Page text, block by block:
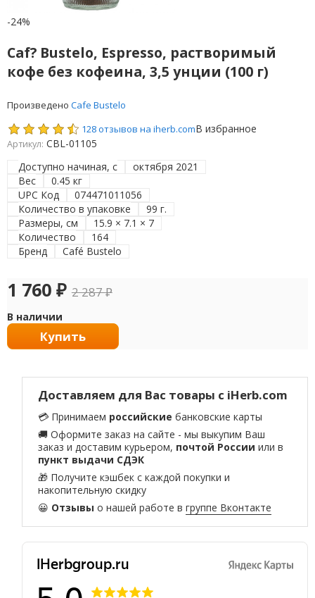
-24%
Caf? Bustelo, Espresso, растворимый
кофе без кофеина, 3,5 унции (100 г)
Произведено Cafe Bustelo
128 отзывов на iherb.comВ избранное
Артикул: CBL-01105
Доступно начиная, с
октября 2021
Вес
0.45 кг
UPC Код
074471011056
Количество в упаковке
99 г.
Размеры, см
15.9 × 7.1 × 7
Количество
164
Бренд
Café Bustelo
1 760 ₽ 2 287₽
В наличии
Купить
Доставляем для Вас товары с iHerb.com
💳 Принимаем российские банковские карты
🚚 Оформите заказ на сайте - мы выкупим Ваш
заказ и доставим курьером, почтой России или в
пункт выдачи СДЭК
🎁 Получите кэшбек с каждой покупки и
накопительную скидку
😀 Отзывы о нашей работе вгруппе Вконтакте